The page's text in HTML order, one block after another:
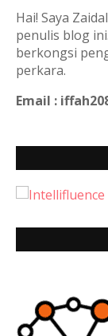
Hai! Saya
penulis blog
berkongsi
perkara.
Email :